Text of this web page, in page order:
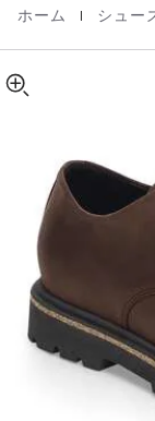
Homepage
ホーム シュー